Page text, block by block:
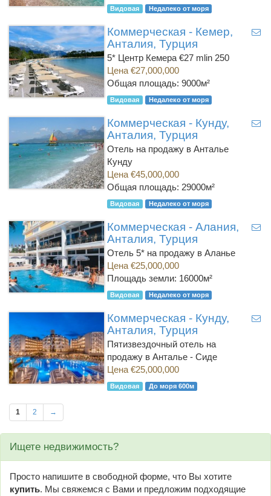
Видовая Недалеко от моря
Коммерческая - Кемер,
Анталия, Турция
5* Центр Кемера €27 mlin 250
Цена €27,000,000
Общая площадь: 9000м²
Видовая Недалеко от моря
Коммерческая - Кунду,
Анталия, Турция
Отель на продажу в Анталье
Кунду
Цена €45,000,000
Общая площадь: 29000м²
Видовая Недалеко от моря
Коммерческая - Алания,
Анталия, Турция
Отель 5* на продажу в Аланье
Цена €25,000,000
Площадь земли: 16000м²
Видовая Недалеко от моря
Коммерческая - Кунду,
Анталия, Турция
Пятизвездочный отель на
продажу в Анталье - Сиде
Цена €25,000,000
Видовая До моря 600м
1 2 →
Ищете недвижимость?
Просто напишите в свободной форме, что Вы хотите
купить. Мы свяжемся с Вами и предложим подходящие